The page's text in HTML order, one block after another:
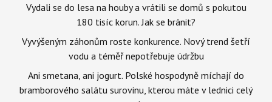
Vydali se do lesa na houby a vrátili se domů s pokutou
180 tisíc korun. Jak se bránit?
Vyvýšeným záhonům roste konkurence. Nový trend šetří
vodu a téměř nepotřebuje údržbu
Ani smetana, ani jogurt. Polské hospodyně míchají do
bramborového salátu surovinu, kterou máte v lednici celý